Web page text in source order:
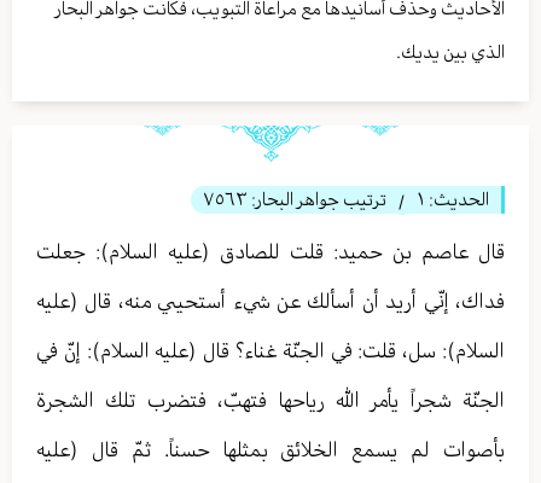
الأحاديث وحذف أسانيدها مع مراعاة التبويب، فكانت جواهر البحار
الذي بين يديك.
الحديث: ١ / ترتيب جواهر البحار: ٧٥٦٣
قال عاصم بن حمید: قلت للصادق (عليه السلام): جعلت
فداك، إنّي أريد أن أسألك عن شيء أستحیي منه، قال (عليه
السلام): سل، قلت: في الجنّة غناء؟ قال (عليه السلام): إنّ في
الجنّة شجراً يأمر الله رياحها فتهبّ، فتضرب تلك الشجرة
بأصوات لم يسمع الخلائق بمثلها حسناً. ثمّ قال (عليه